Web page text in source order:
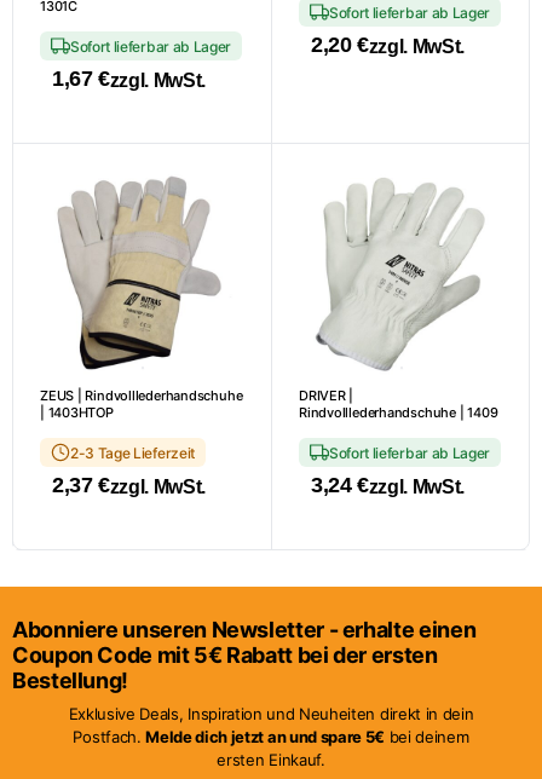
gewählt
werden
Produktseite
gewählt
1301C
Sofort lieferbar ab Lager
1,67€zzgl. MwSt.
weist
mehrere
Varianten
auf.
Optionen
können
auf
der
Produktseite
gewählt
werden
Sofort lieferbar ab Lager
2,20€zzgl. MwSt.
ZEUS | Rindvolllederhandschuhe
| 1403HTOP
2-3 Tage Lieferzeit
2,37€zzgl. MwSt.
weist
mehrere
Varianten
auf.
Optionen
DRIVER |
Rindvolllederhandschuhe | 1409
Sofort lieferbar ab Lager
3,24€zzgl. MwSt.
weist
mehrere
Varianten
Die
Optionen
können
Abonniere unseren Newsletter - erhalte einen
Coupon Code mit 5€ Rabatt bei der ersten
Bestellung!
Exklusive Deals, Inspiration und Neuheiten direkt in dein
Postfach.Melde dich jetzt an und spare 5€ bei deinem
ersten Einkauf.